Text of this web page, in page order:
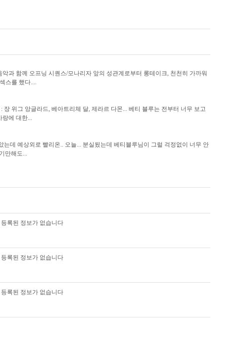
과 함께 오프닝 시퀀스/모나리자 앞의 성관계로부터 롱테이크, 천천히 가까워
스를 했다....
장 위그 앙글라드, 베아트리체 달, 제라르 다몬... 베티 블루는 전부터 너무 보고
랑에 대한...
데 예상외로 빨리온.. 오늘... 분실됬는데 베티블루님이 그럴 걱정없이 너무 안
만해도...
등록된 정보가 없습니다
등록된 정보가 없습니다
등록된 정보가 없습니다